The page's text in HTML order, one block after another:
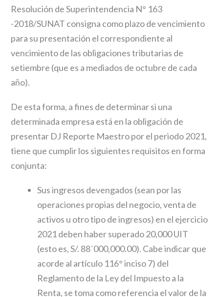
Resolución de Superintendencia N° 163
-2018/SUNAT consigna como plazo de vencimiento
para su presentación el correspondiente al
vencimiento de las obligaciones tributarias de
setiembre (que es a mediados de octubre de cada
año).
De esta forma, a fines de determinar si una
determinada empresa está en la obligación de
presentar DJ Reporte Maestro por el periodo 2021,
tiene que cumplir los siguientes requisitos en forma
conjunta:
Sus ingresos devengados (sean por las
operaciones propias del negocio, venta de
activos u otro tipo de ingresos) en el ejercicio
2021 deben haber superado 20,000 UIT
(esto es, S/. 88´000,000.00). Cabe indicar que
acorde al artículo 116° inciso 7) del
Reglamento de la Ley del Impuesto a la
Renta, se toma como referencia el valor de la